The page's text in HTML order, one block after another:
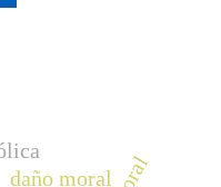
daño moral